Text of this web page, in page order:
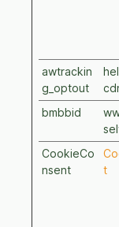
awtrackin
g_optout
bmbbid
CookieCo
nsent
t